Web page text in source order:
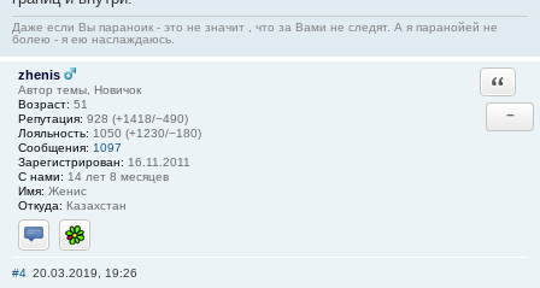
Даже если Вы параноик - это не значит , что за Вами не следят. А я паранойей не
болею - я ею наслаждаюсь.
zhenis
Автор темы, Новичок
Возраст: 51
Репутация: 928 (+1418/−490)
Лояльность: 1050 (+1230/−180)
Сообщения: 1097
Зарегистрирован: 16.11.2011
С нами: 14 лет 8 месяцев
Имя: Женис
Откуда: Казахстан
Отправить личное сообщение
ICQ
−
#4 20.03.2019, 19:26